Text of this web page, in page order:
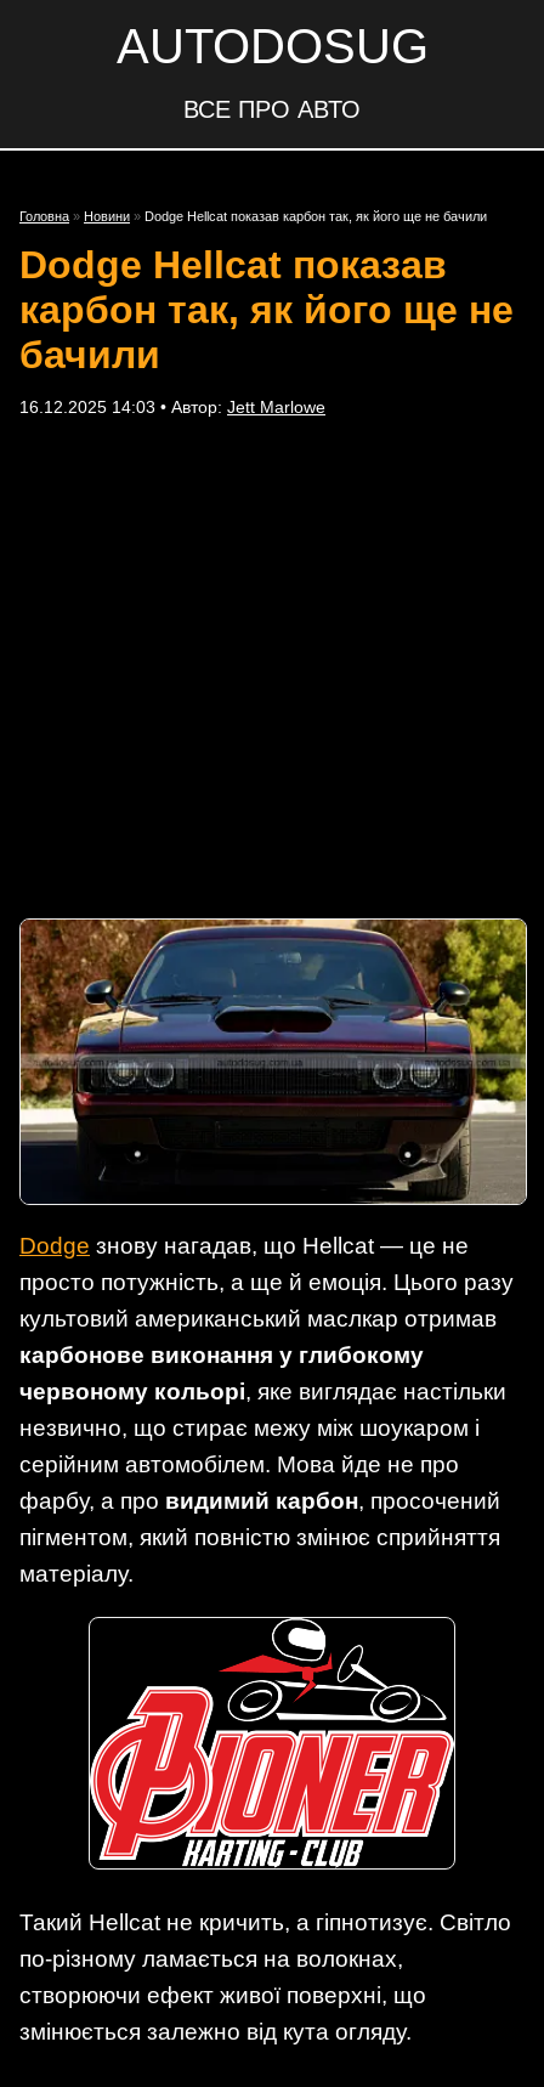
AUTODOSUG
ВСЕ ПРО АВТО
Головна » Новини » Dodge Hellcat показав карбон так, як його ще не бачили
Dodge Hellcat показав
карбон так, як його ще не
бачили
16.12.2025 14:03 • Автор: Jett Marlowe
Dodge знову нагадав, що Hellcat — це не
просто потужність, а ще й емоція. Цього разу
культовий американський маслкар отримав
карбонове виконання у глибокому
червоному кольорі, яке виглядає настільки
незвично, що стирає межу між шоукаром і
серійним автомобілем. Мова йде не про
фарбу, а про видимий карбон, просочений
пігментом, який повністю змінює сприйняття
матеріалу.
Такий Hellcat не кричить, а гіпнотизує. Світло
по-різному ламається на волокнах,
створюючи ефект живої поверхні, що
змінюється залежно від кута огляду.